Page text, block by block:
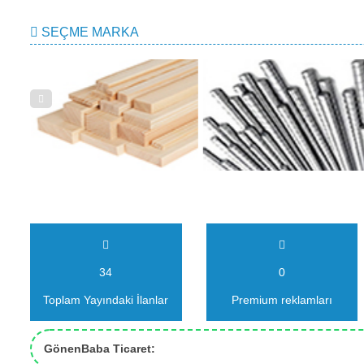
SEÇME MARKA
34
Toplam Yayındaki İlanlar
0
Premium reklamları
GönenBaba Ticaret: